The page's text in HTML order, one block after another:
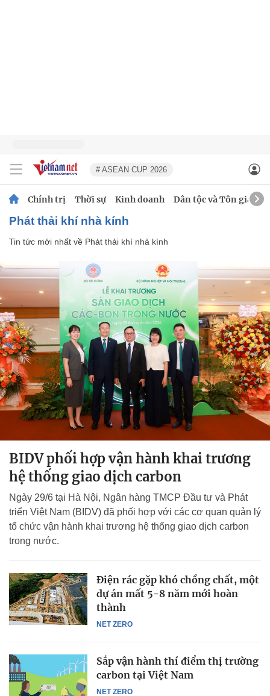
# ASEAN CUP 2026
Chính trị Thời sự Kinh doanh Dân tộc và Tôn giáo
Phát thải khí nhà kính
Tin tức mới nhất về Phát thải khí nhà kính
BIDV phối hợp vận hành khai trương
hệ thống giao dịch carbon
Ngày 29/6 tại Hà Nội, Ngân hàng TMCP Đầu tư và Phát
triển Việt Nam (BIDV) đã phối hợp với các cơ quan quản lý
tổ chức vận hành khai trương hệ thống giao dịch carbon
trong nước.
NET ZERO
Điện rác gặp khó chồng chất, một
dự án mất 5-8 năm mới hoàn
thành
NET ZERO
Sắp vận hành thí điểm thị trường
carbon tại Việt Nam